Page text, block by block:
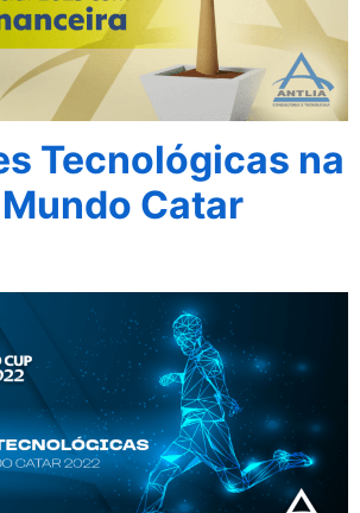
Tecnológicas na
Catar